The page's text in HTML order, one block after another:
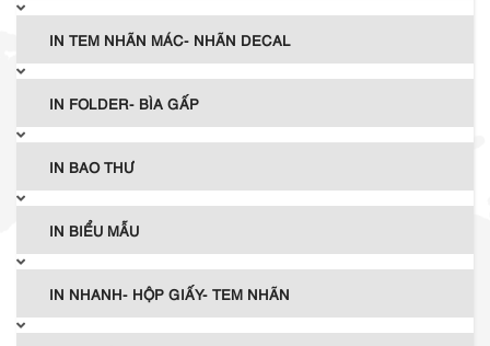
IN TEM NHÃN MÁC- NHÃN DECAL
IN FOLDER- BÌA GẤP
IN BAO THƯ
IN BIỂU MẪU
IN NHANH- HỘP GIẤY- TEM NHÃN